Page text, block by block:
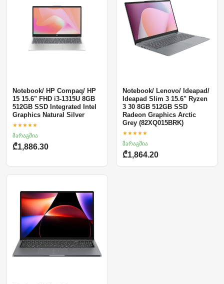
Notebook/ HP Compaq/ HP
15 15.6" FHD i3-1315U 8GB
512GB SSD Integrated Intel
Graphics Natural Silver
★★★★★
მარაგშია
₾1,886.30
Notebook/ Lenovo/ Ideapad/
Ideapad Slim 3 15.6" Ryzen
3 30 8GB 512GB SSD
Radeon Graphics Arctic
Grey (82XQ015BRK)
★★★★★
მარაგშია
₾1,864.20